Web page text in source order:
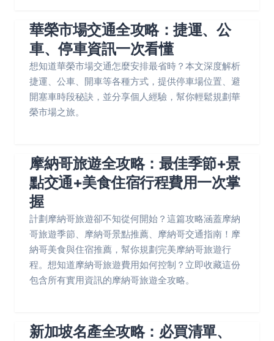
華榮市場交通全攻略：捷運、公
車、停車資訊一次看懂
想知道華榮市場交通怎麼安排最省時？本文深度解析
捷運、公車、開車等各種方式，提供停車場位置、避
開塞車時段秘訣，並分享個人經驗，幫你輕鬆規劃華
榮市場之旅。
摩納哥旅遊全攻略：最佳季節+景
點交通+美食住宿行程費用一次掌
握
計劃摩納哥旅遊卻不知從何開始？這篇攻略涵蓋摩納
哥旅遊季節、摩納哥景點推薦、摩納哥交通指南！摩
納哥美食與住宿推薦，幫你規劃完美摩納哥旅遊行
程。想知道摩納哥旅遊費用如何控制？立即收藏這份
包含所有實用資訊的摩納哥旅遊全攻略。
新加坡名產全攻略：必買清單、